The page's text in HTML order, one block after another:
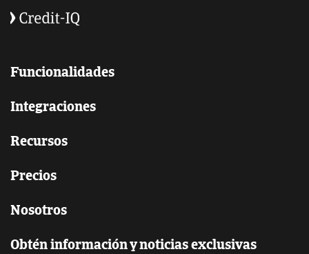
Funcionalidades
Integraciones
Recursos
Precios
Nosotros
Obtén información y noticias exclusivas